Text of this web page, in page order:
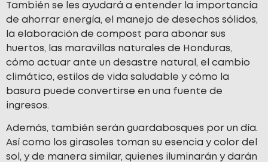
También se les ayudará a entender la importancia
de ahorrar energía, el manejo de desechos sólidos,
la elaboración de compost para abonar sus
huertos, las maravillas naturales de Honduras,
cómo actuar ante un desastre natural, el cambio
climático, estilos de vida saludable y cómo la
basura puede convertirse en una fuente de
ingresos.
Además, también serán guardabosques por un día.
Así como los girasoles toman su esencia y color del
sol, y de manera similar, quienes iluminarán y darán